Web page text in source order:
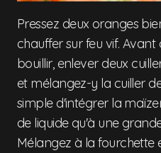
Pressez deux oranges
chauffer sur feu vif.
bouillir, enlever deux
et mélangez-y la cuiller
simple d'intégrer la
de liquide qu'à une
Mélangez à la fourchette